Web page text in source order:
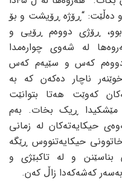
ده‌ڵێت: “ڕۆژه‌ ڕۆیشت و بۆ
ڕۆژی دووه‌م ڕۆیی و
له‌ شه‌وی چواره‌مدا
دووه‌م که‌س و سێیه‌م که‌س
ناچار ده‌که‌ن که‌ به‌
که‌وێت هه‌تا بتوانێت
مێشکیدا ڕیک بخات. به‌م
حیکایه‌ته‌کان له‌ زمانی
حیکایه‌تنووس ڕێگه‌
بناسێنن و له‌ تاکبێژی و
که‌شه‌که‌دا زاڵ که‌ن.